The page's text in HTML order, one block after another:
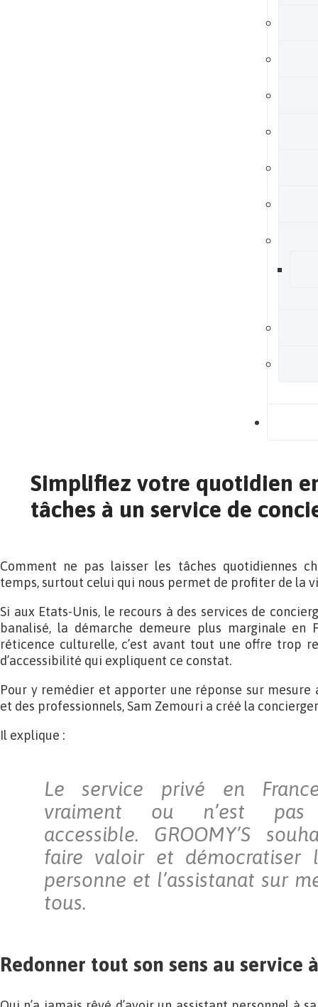
Simplifiez votre quotidien
tâches à un service de
Comment ne pas laisser les tâches quotidiennes
temps, surtout celui qui nous permet de profiter de la
Si aux Etats-Unis, le recours à des services de
banalisé, la démarche demeure plus marginale en
réticence culturelle, c’est avant tout une offre trop
d’accessibilité qui expliquent ce constat.
Pour y remédier et apporter une réponse sur
et des professionnels, Sam Zemouri a créé la
Il explique :
Le service privé en
vraiment ou n’est pas
accessible. GROOMY’S
faire valoir et démocratiser
personne et l’assistanat sur
tous.
Redonner tout son sens au service